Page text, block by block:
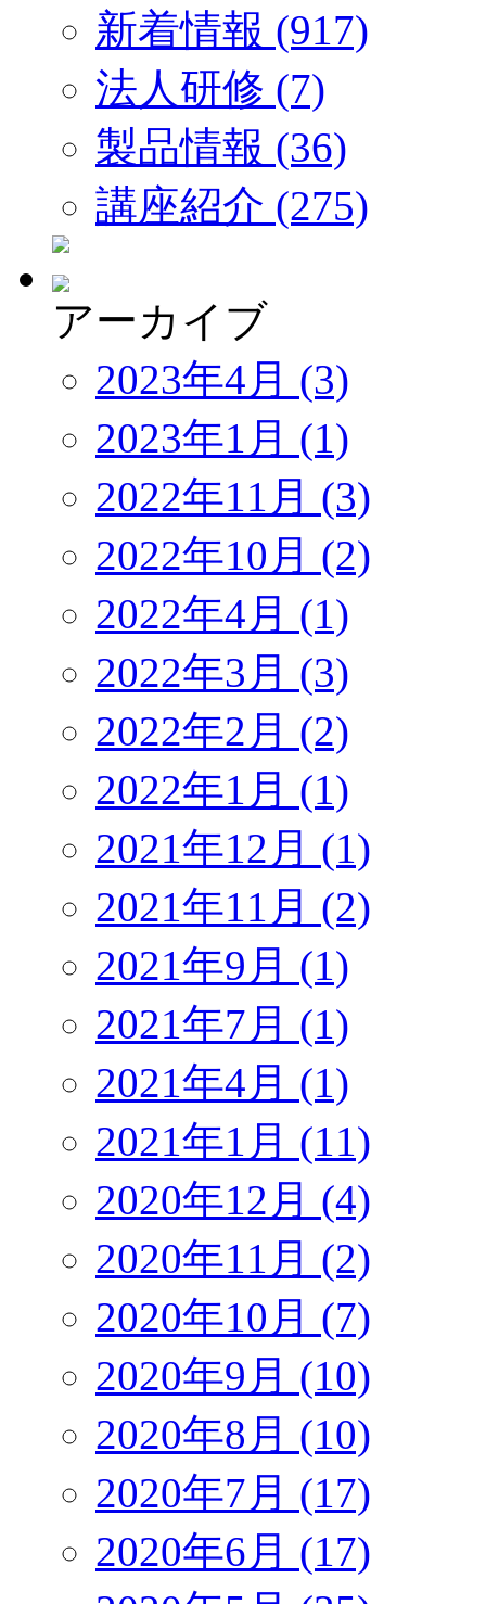
新着情報 (917)
法人研修 (7)
製品情報 (36)
講座紹介 (275)
アーカイブ
2023年4月 (3)
2023年1月 (1)
2022年11月 (3)
2022年10月 (2)
2022年4月 (1)
2022年3月 (3)
2022年2月 (2)
2022年1月 (1)
2021年12月 (1)
2021年11月 (2)
2021年9月 (1)
2021年7月 (1)
2021年4月 (1)
2021年1月 (11)
2020年12月 (4)
2020年11月 (2)
2020年10月 (7)
2020年9月 (10)
2020年8月 (10)
2020年7月 (17)
2020年6月 (17)